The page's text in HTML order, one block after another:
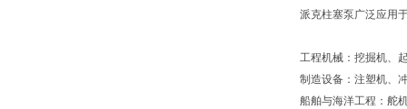
派克柱塞泵广泛应用
工程机械：挖掘机、
制造设备：注塑机、
船舶与海洋工程：舵